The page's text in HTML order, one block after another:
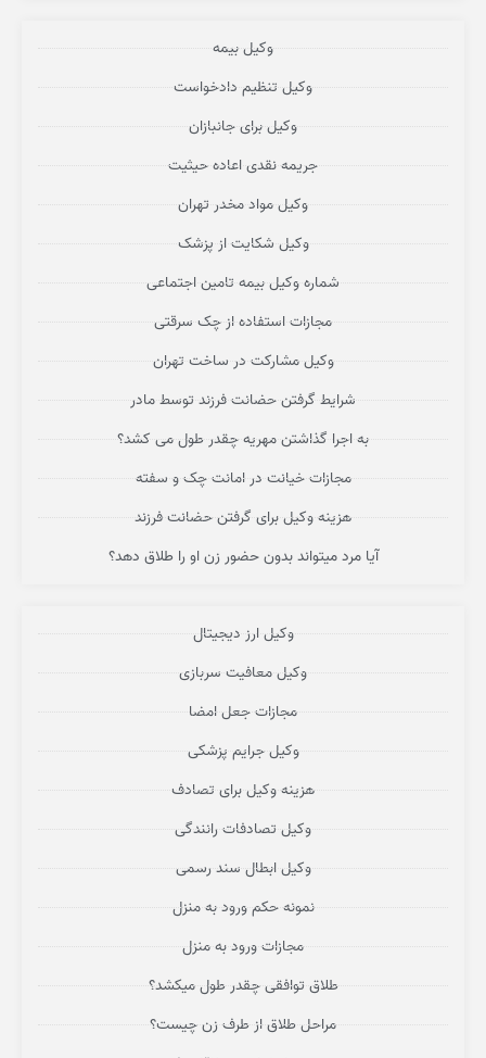
وکیل بیمه
وکیل تنظیم دادخواست
وکیل برای جانبازان
جریمه نقدی اعاده حیثیت
وکیل مواد مخدر تهران
وکیل شکایت از پزشک
شماره وکیل بیمه تامین اجتماعی
مجازات استفاده از چک سرقتی
وکیل مشارکت در ساخت تهران
شرایط گرفتن حضانت فرزند توسط مادر
به اجرا گذاشتن مهریه چقدر طول می کشد؟
مجازات خیانت در امانت چک و سفته
هزینه وکیل برای گرفتن حضانت فرزند
آیا مرد میتواند بدون حضور زن او را طلاق دهد؟
وکیل ارز دیجیتال
وکیل معافیت سربازی
مجازات جعل امضا
وکیل جرایم پزشکی
هزینه وکیل برای تصادف
وکیل تصادفات رانندگی
وکیل ابطال سند رسمی
نمونه حکم ورود به منزل
مجازات ورود به منزل
طلاق توافقی چقدر طول میکشد؟
مراحل طلاق از طرف زن چیست؟